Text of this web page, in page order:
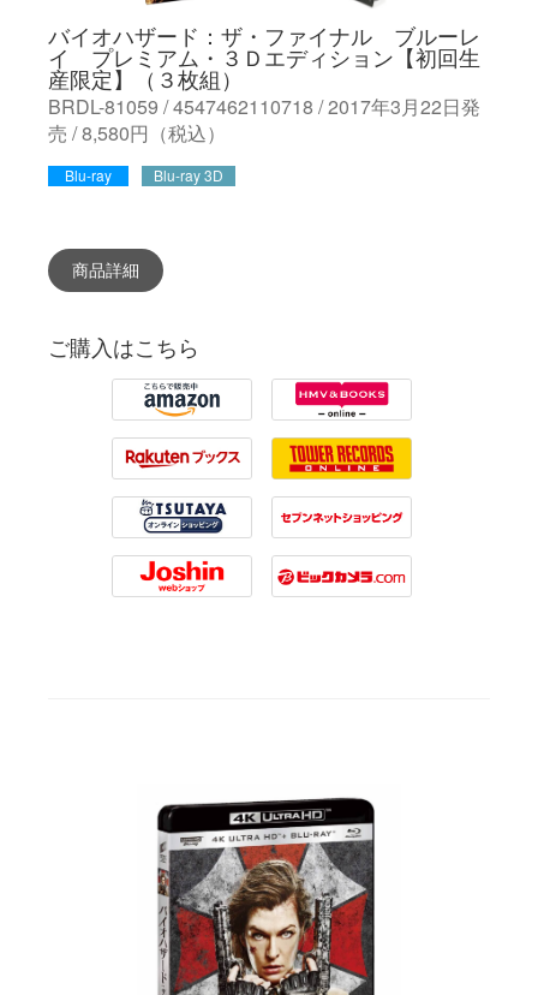
バイオハザード：ザ・ファイナル ブルーレ
イ プレミアム・３Ｄエディション【初回生
産限定】（３枚組）
BRDL-81059 / 4547462110718 / 2017年3月22日発
売 / 8,580円（税込）
Blu-ray Blu-ray 3D
商品詳細
ご購入はこちら
Amazon HMV
Rakuten Tower Records
Tsutaya 7net
Joshin Biccamera